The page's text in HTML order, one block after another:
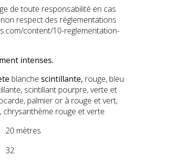
de toute responsabilité en cas
respect des réglementations
content/10-reglementation-
intenses.
blanche scintillante, rouge, bleu
scintillant pourpre, verte et
palmier or à rouge et vert,
rouge et verte.
20 mètres
32